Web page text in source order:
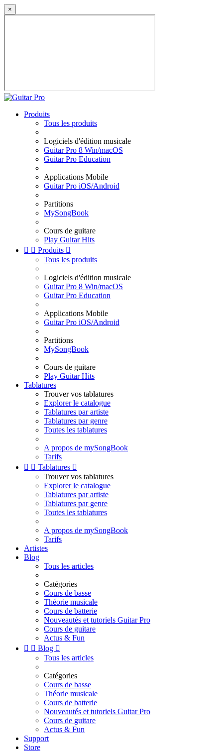
×
Produits
Tous les produits
Logiciels d'édition musicale
Guitar Pro 8 Win/macOS
Guitar Pro Education
Applications Mobile
Guitar Pro iOS/Android
Partitions
MySongBook
Cours de guitare
Play Guitar Hits
  Produits 
Tous les produits
Logiciels d'édition musicale
Guitar Pro 8 Win/macOS
Guitar Pro Education
Applications Mobile
Guitar Pro iOS/Android
Partitions
MySongBook
Cours de guitare
Play Guitar Hits
Tablatures
Trouver vos tablatures
Explorer le catalogue
Tablatures par artiste
Tablatures par genre
Toutes les tablatures
A propos de mySongBook
Tarifs
  Tablatures 
Trouver vos tablatures
Explorer le catalogue
Tablatures par artiste
Tablatures par genre
Toutes les tablatures
A propos de mySongBook
Tarifs
Artistes
Blog
Tous les articles
Catégories
Cours de basse
Théorie musicale
Cours de batterie
Nouveautés et tutoriels Guitar Pro
Cours de guitare
Actus & Fun
  Blog 
Tous les articles
Catégories
Cours de basse
Théorie musicale
Cours de batterie
Nouveautés et tutoriels Guitar Pro
Cours de guitare
Actus & Fun
Support
Store